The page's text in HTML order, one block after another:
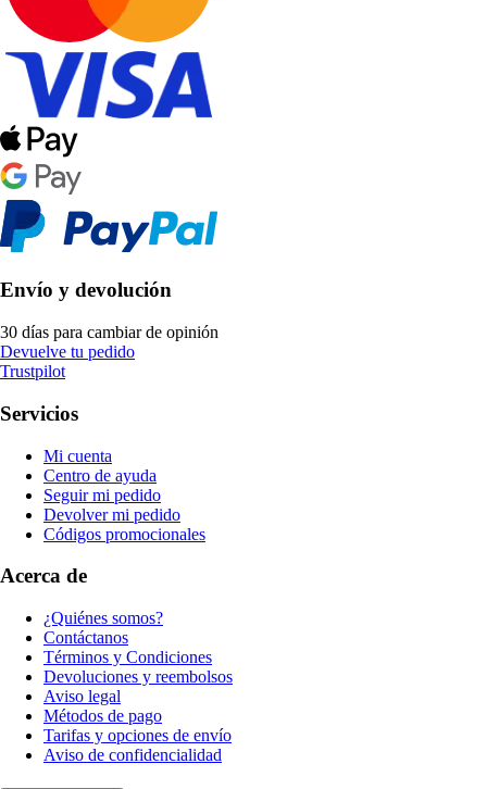
Envío y devolución
30 días para cambiar de opinión
Devuelve tu pedido
Trustpilot
Servicios
Mi cuenta
Centro de ayuda
Seguir mi pedido
Devolver mi pedido
Códigos promocionales
Acerca de
¿Quiénes somos?
Contáctanos
Términos y Condiciones
Devoluciones y reembolsos
Aviso legal
Métodos de pago
Tarifas y opciones de envío
Aviso de confidencialidad